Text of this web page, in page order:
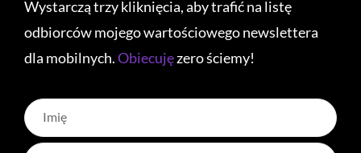
Wystarczą trzy kliknięcia, aby trafić na listę
odbiorców mojego wartościowego newslettera
dla mobilnych.Obiecujęzero ściemy!